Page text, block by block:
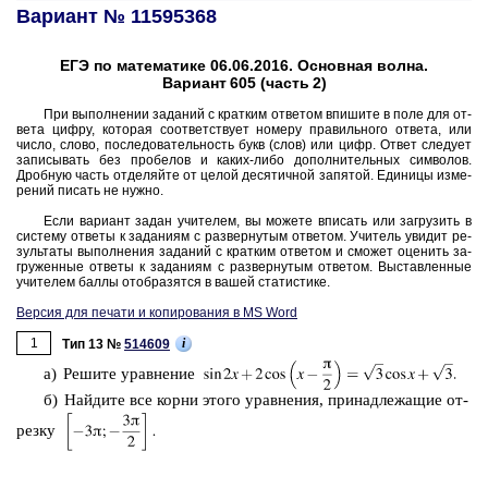
Вариант № 11595368
ЕГЭ по математике 06.06.2016. Основная волна.
Вариант 605 (часть 2)
При вы­пол­не­нии за­да­ний с крат­ким от­ве­том впи­ши­те в поле для от­
ве­та цифру, ко­то­рая со­от­вет­ству­ет но­ме­ру пра­виль­но­го от­ве­та, или
число, слово, по­сле­до­ва­тель­ность букв (слов) или цифр. Ответ сле­ду­ет
за­пи­сы­вать без про­бе­лов и каких-либо до­пол­ни­тель­ных сим­во­лов.
Дроб­ную часть от­де­ляй­те от целой де­ся­тич­ной за­пя­той. Еди­ни­цы из­ме­
ре­ний пи­сать не нужно.
Если ва­ри­ант задан учи­те­лем, вы мо­же­те впи­сать или за­гру­зить в
си­сте­му от­ве­ты к за­да­ни­ям с раз­вер­ну­тым от­ве­том. Учи­тель уви­дит ре­
зуль­та­ты вы­пол­не­ния за­да­ний с крат­ким от­ве­том и смо­жет оце­нить за­
гру­жен­ные от­ве­ты к за­да­ни­ям с раз­вер­ну­тым от­ве­том. Вы­став­лен­ные
учи­те­лем баллы отоб­ра­зят­ся в вашей ста­ти­сти­ке.
Версия для печати и копирования в MS Word
1
Тип 13 № 514609 i
а) Ре­ши­те урав­не­ние
б) Най­ди­те все корни этого урав­не­ния, при­над­ле­жа­щие от­
рез­ку